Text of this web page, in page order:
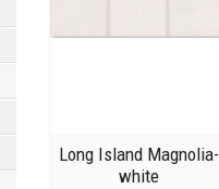
Long Island Magnolia-
white